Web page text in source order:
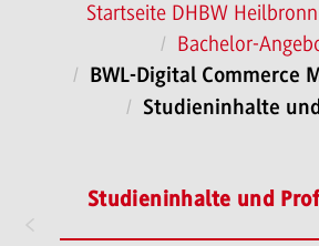
Startseite DHBW Heilbronn
Bachelor-
BWL-Digital Commerce
Studieninhalte
Studieninhalte und